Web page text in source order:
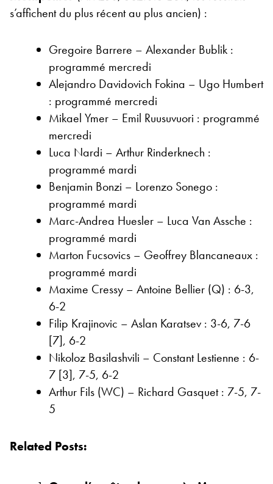
s’affichent du plus récent au plus ancien) :
Gregoire Barrere – Alexander Bublik :
programmé mercredi
Alejandro Davidovich Fokina – Ugo Humbert
: programmé mercredi
Mikael Ymer – Emil Ruusuvuori : programmé
mercredi
Luca Nardi – Arthur Rinderknech :
programmé mardi
Benjamin Bonzi – Lorenzo Sonego :
programmé mardi
Marc-Andrea Huesler – Luca Van Assche :
programmé mardi
Marton Fucsovics – Geoffrey Blancaneaux :
programmé mardi
Maxime Cressy – Antoine Bellier (Q) : 6-3,
6-2
Filip Krajinovic – Aslan Karatsev : 3-6, 7-6
[7], 6-2
Nikoloz Basilashvili – Constant Lestienne : 6-
7 [3], 7-5, 6-2
Arthur Fils (WC) – Richard Gasquet : 7-5, 7-
5
Related Posts: